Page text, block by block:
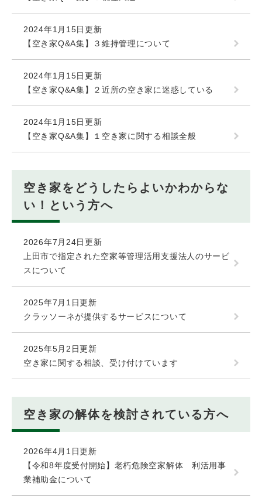
2024年1月15日更新
【空き家Q&A集】３維持管理について
2024年1月15日更新
【空き家Q&A集】２近所の空き家に迷惑している
2024年1月15日更新
【空き家Q&A集】１空き家に関する相談全般
空き家をどうしたらよいかわからな
い！という方へ
2026年7月24日更新
上田市で指定された空家等管理活用支援法人のサービ
スについて
2025年7月1日更新
クラッソーネが提供するサービスについて
2025年5月2日更新
空き家に関する相談、受け付けています
空き家の解体を検討されている方へ
2026年4月1日更新
【令和8年度受付開始】老朽危険空家解体 利活用事
業補助金について